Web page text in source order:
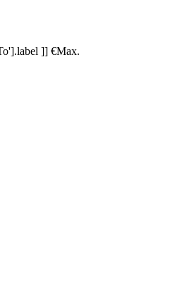
]] €Max.